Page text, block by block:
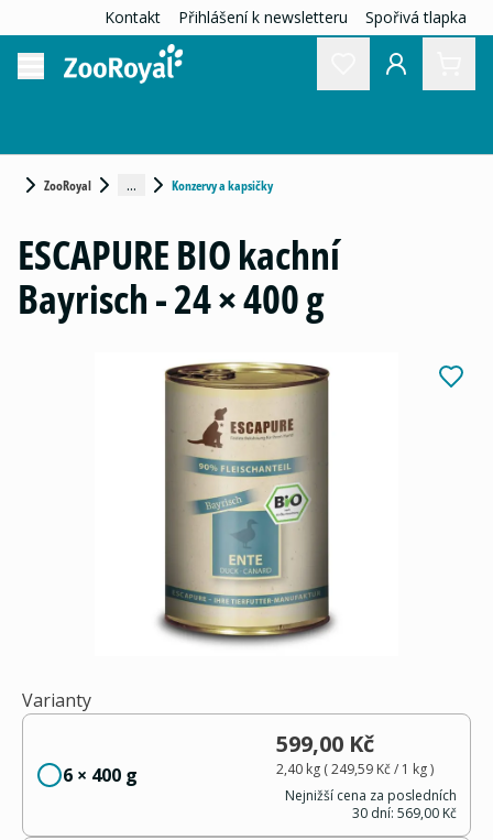
Kontakt Přihlášení k newsletteru Spořivá tlapka
ZooRoyal ... Konzervy a kapsičky
ESCAPURE BIO kachní
Bayrisch - 24 × 400 g
Varianty
6 × 400 g
599,00 Kč
2,40 kg(249,59 Kč/ 1 kg)
Nejnižší cena za posledních
30 dní: 569,00 Kč